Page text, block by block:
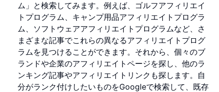
ム」と検索してみます。例えば、ゴルフアフィリエイ
トプログラム、キャンプ用品アフィリエイトプログラ
ム、ソフトウェアアフィリエイトプログラムなど、さ
まざまな記事でこれらの異なるアフィリエイトプログ
ラムを見つけることができます。それから、個々のブ
ランドや企業のアフィリエイトページを探し、他のラ
ンキング記事やアフィリエイトリンクも探します。自
分がランク付けしたいものをGoogleで検索して、既存